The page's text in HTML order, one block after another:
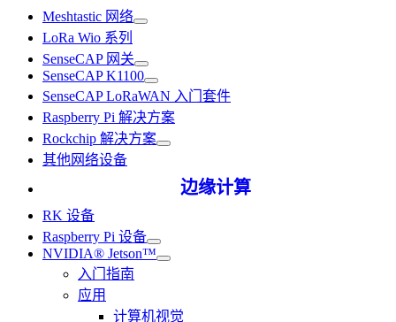
Meshtastic 网络
LoRa Wio 系列
SenseCAP 网关
SenseCAP K1100
SenseCAP LoRaWAN 入门套件
Raspberry Pi 解决方案
Rockchip 解决方案
其他网络设备
边缘计算
RK 设备
Raspberry Pi 设备
NVIDIA® Jetson™
入门指南
应用
计算机视觉